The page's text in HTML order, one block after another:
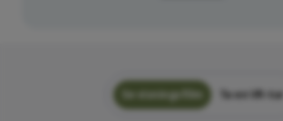
Se visningsfilm Ta en VR-tur